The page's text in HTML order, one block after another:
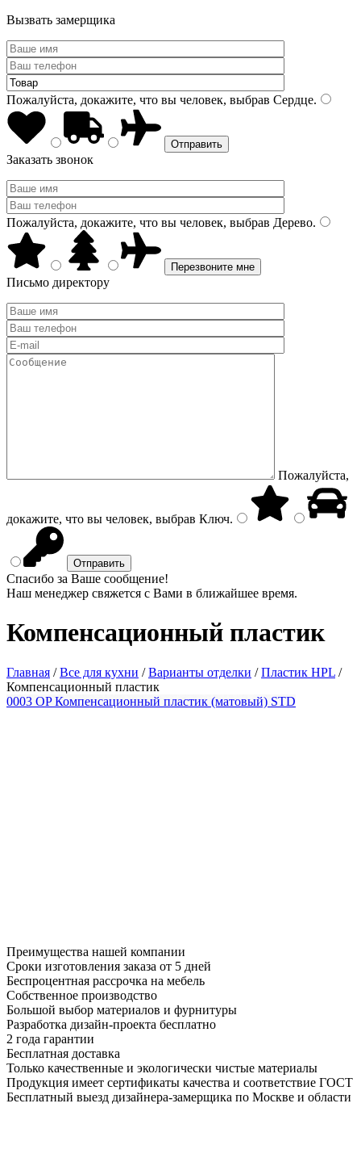
Вызвать замерщика
Пожалуйста, докажите, что вы человек, выбрав Сердце.
Заказать звонок
Пожалуйста, докажите, что вы человек, выбрав Дерево.
Письмо директору
Пожалуйста,
докажите, что вы человек, выбрав Ключ.
Спасибо за Ваше сообщение!
Наш менеджер свяжется с Вами в ближайшее время.
Компенсационный пластик
Главная /Все для кухни /Варианты отделки /Пластик HPL /
Компенсационный пластик
0003 OP Компенсационный пластик (матовый) STD
Преимущества нашей компании
Сроки изготовления заказа от 5 дней
Беспроцентная рассрочка на мебель
Собственное производство
Большой выбор материалов и фурнитуры
Разработка дизайн-проекта бесплатно
2 года гарантии
Бесплатная доставка
Только качественные и экологически чистые материалы
Продукция имеет сертификаты качества и соответствие ГОСТ
Бесплатный выезд дизайнера-замерщика по Москве и области